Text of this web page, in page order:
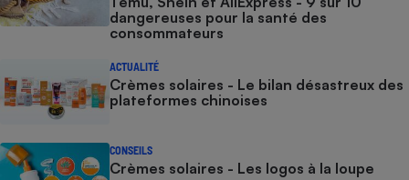
dangereuses pour la santé des
consommateurs
ACTUALITÉ
Crèmes solaires - Le bilan désastreux des
plateformes chinoises
CONSEILS
Crèmes solaires - Les logos à la loupe